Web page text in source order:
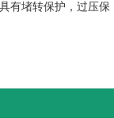
有堵转保护，过压保